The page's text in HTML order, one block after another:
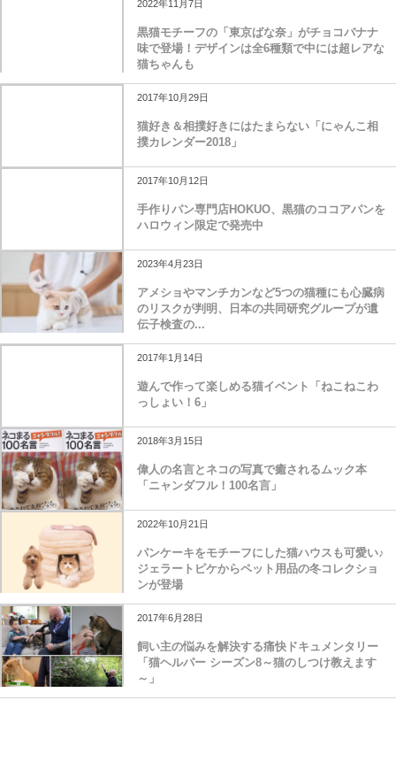
2022年11月7日
黒猫モチーフの「東京ばな奈」がチョコバナナ
味で登場！デザインは全6種類で中には超レアな
猫ちゃんも
2017年10月29日
猫好き＆相撲好きにはたまらない「にゃんこ相
撲カレンダー2018」
2017年10月12日
手作りパン専門店HOKUO、黒猫のココアパンを
ハロウィン限定で発売中
2023年4月23日
アメショやマンチカンなど5つの猫種にも心臓病
のリスクが判明、日本の共同研究グループが遺
伝子検査の...
2017年1月14日
遊んで作って楽しめる猫イベント「ねこねこわ
っしょい！6」
2018年3月15日
偉人の名言とネコの写真で癒されるムック本
「ニャンダフル！100名言」
2022年10月21日
パンケーキをモチーフにした猫ハウスも可愛い♪
ジェラートピケからペット用品の冬コレクショ
ンが登場
2017年6月28日
飼い主の悩みを解決する痛快ドキュメンタリー
「猫ヘルパー シーズン8～猫のしつけ教えます
～」